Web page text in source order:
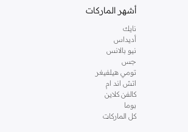
ملابسك الملائمة للعمل، البحث عن فستان مثالي للحفلات او
لاين مسقط
لاين من نمشي واستمتعي باكثر من الف ستايل من مجموعة
المجموعة كاملة في متجر دوروثي بيركنز اون لاين او
تسوق دوروثي بيركنز اون لاين. خدمة التوصيل السريعة
تجربة تسوق ممتعة دائما مع نمشي.
أشهر الماركات
نايك
أديداس
نيو بالانس
جس
تومي هيلفيغر
اتش اند ام
كالفن كلاين
بوما
كل الماركات